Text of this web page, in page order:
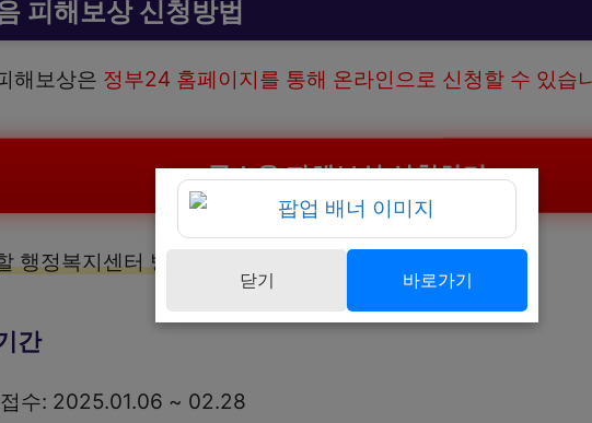
피해보상 신청방법
해보상은 정부24 홈페이지를 통해 온라인으로 신청할 수 있습
군소음 피해보상 신청하기
행정복지센터 방문을 통한 접수도 가능
간
수: 2025.01.06 ~ 02.28
닫기 바로가기